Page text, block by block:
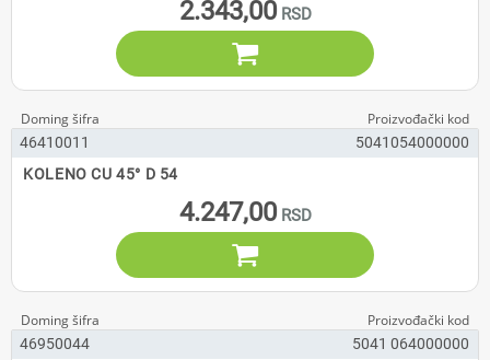
2.343,00

46410011
5041054000000
KOLENO CU 45° D 54
4.247,00

46950044
5041 064000000